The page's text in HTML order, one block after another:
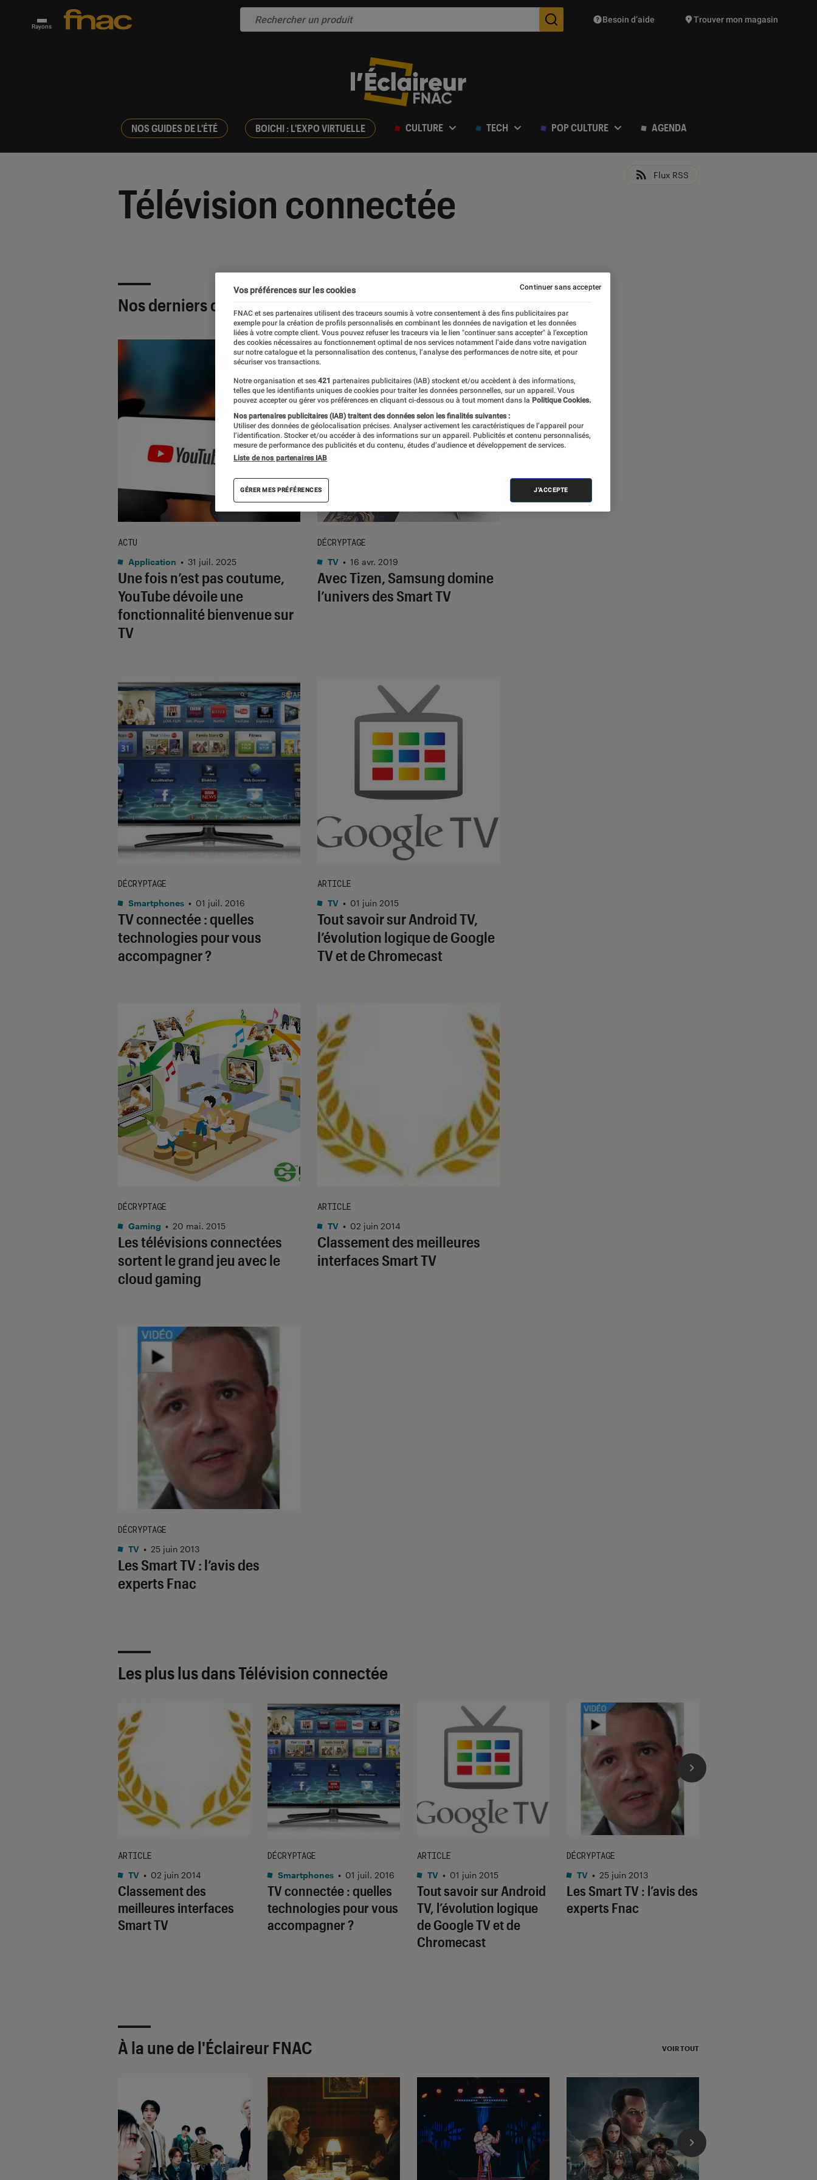
Rayons Des suggestions de produits vont vous être proposées
Besoin d’aide Trouver mon magasin
NOS GUIDES DE L'ÉTÉ BOICHI : L'EXPO VIRTUELLE CULTURE TECH POP CULTURE AGENDA
Télévision connectée
Flux RSS
Nos derniers contenus
Une fois n’est pas coutume,
YouTube dévoile une
fonctionnalité bienvenue sur
TV
ACTU
Application • 31 juil. 2025
Avec Tizen, Samsung domine
l’univers des Smart TV
DÉCRYPTAGE
TV • 16 avr. 2019
TV connectée : quelles
technologies pour vous
accompagner ?
DÉCRYPTAGE
Smartphones • 01 juil. 2016
Tout savoir sur Android TV,
l’évolution logique de Google
TV et de Chromecast
ARTICLE
TV • 01 juin 2015
Les télévisions connectées
sortent le grand jeu avec le
cloud gaming
DÉCRYPTAGE
Gaming • 20 mai. 2015
Classement des meilleures
interfaces Smart TV
ARTICLE
TV • 02 juin 2014
Les Smart TV : l’avis des
experts Fnac
DÉCRYPTAGE
TV • 25 juin 2013
Les plus lus dans Télévision connectée
Classement des
meilleures interfaces
Smart TV
ARTICLE
TV • 02 juin 2014
TV connectée : quelles
technologies pour vous
accompagner ?
DÉCRYPTAGE
Smartphones • 01 juil. 2016
Tout savoir sur Android
TV, l’évolution logique
de Google TV et de
Chromecast
ARTICLE
TV • 01 juin 2015
Les Smart TV : l’avis des
experts Fnac
DÉCRYPTAGE
TV • 25 juin 2013
À la une de l'Éclaireur FNAC VOIR TOUT
l'Éclaireur fnac">
Vos préférences sur les cookies
FNAC et ses partenaires utilisent des traceurs soumis à votre consentement à des fins publicitaires par
exemple pour la création de profils personnalisés en combinant les données de navigation et les données
liées à votre compte client. Vous pouvez refuser les traceurs via le lien "continuer sans accepter" à l’exception
des cookies nécessaires au fonctionnement optimal de nos services notamment l’aide dans votre navigation
sur notre catalogue et la personnalisation des contenus, l’analyse des performances de notre site, et pour
sécuriser vos transactions.
Notre organisation et ses 421 partenaires publicitaires (IAB) stockent et/ou accèdent à des informations,
telles que les identifiants uniques de cookies pour traiter les données personnelles, sur un appareil. Vous
pouvez accepter ou gérer vos préférences en cliquant ci-dessous ou à tout moment dans la Politique Cookies.
Nos partenaires publicitaires (IAB) traitent des données selon les finalités suivantes :
Utiliser des données de géolocalisation précises. Analyser activement les caractéristiques de l’appareil pour
l’identification. Stocker et/ou accéder à des informations sur un appareil. Publicités et contenu personnalisés,
mesure de performance des publicités et du contenu, études d’audience et développement de services.
Liste de nos partenaires IAB
GÉRER MES PRÉFÉRENCES J'ACCEPTE
Continuer sans accepter